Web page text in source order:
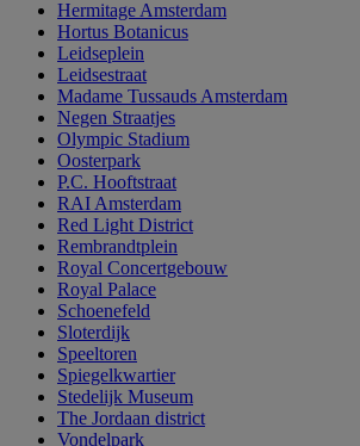
Hermitage Amsterdam
Hortus Botanicus
Leidseplein
Leidsestraat
Madame Tussauds Amsterdam
Negen Straatjes
Olympic Stadium
Oosterpark
P.C. Hooftstraat
RAI Amsterdam
Red Light District
Rembrandtplein
Royal Concertgebouw
Royal Palace
Schoenefeld
Sloterdijk
Speeltoren
Spiegelkwartier
Stedelijk Museum
The Jordaan district
Vondelpark